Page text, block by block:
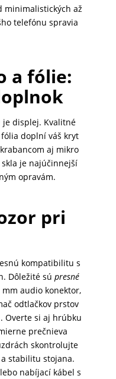
minimalistických až
telefónu spravia
a fólie:
displej. Kvalitné
doplní váš kryt
aj mikro
je najúčinnejší
opravám.
pri
kompatibilitu s
Dôležité sú presné
mm audio konektor,
odtlačkov prstov
Overte si aj hrúbku
prečnieva
skontrolujte
stabilitu stojana.
nabíjací kábel s